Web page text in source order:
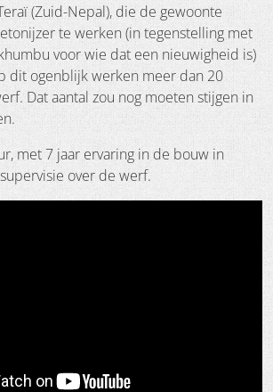
(Zuid-Nepal), die de gewoonte
te werken (in tegenstelling met
voor wie dat een nieuwigheid is)
dit ogenblijk werken meer dan 20
Dat aantal zou nog moeten stijgen in
met 7 jaar ervaring in de bouw in
over de werf.